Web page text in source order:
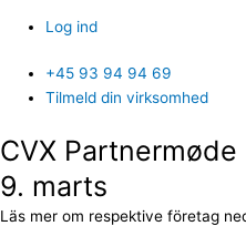
Log ind
+45 93 94 94 69
Tilmeld din virksomhed
CVX Partnermøde
9. marts
Läs mer om respektive företag